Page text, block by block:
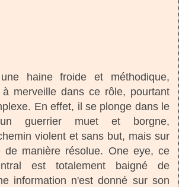
une haine froide et méthodique,
merveille dans ce rôle, pourtant
En effet, il se plonge dans le
guerrier muet et borgne,
violent et sans but, mais sur
de manière résolue. One eye, ce
est totalement baigné de
information n'est donné sur son